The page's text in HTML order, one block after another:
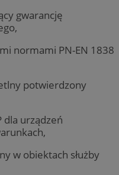
gwarancję
normami PN-EN 1838
potwierdzony
urządzeń
w obiektach służby